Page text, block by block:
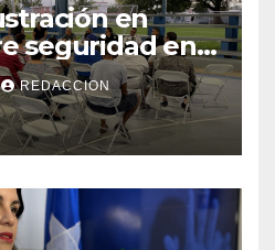
en
seguridad en
REDACCION